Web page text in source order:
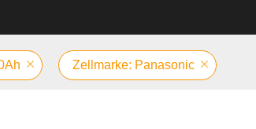
Zellmarke: Panasonic